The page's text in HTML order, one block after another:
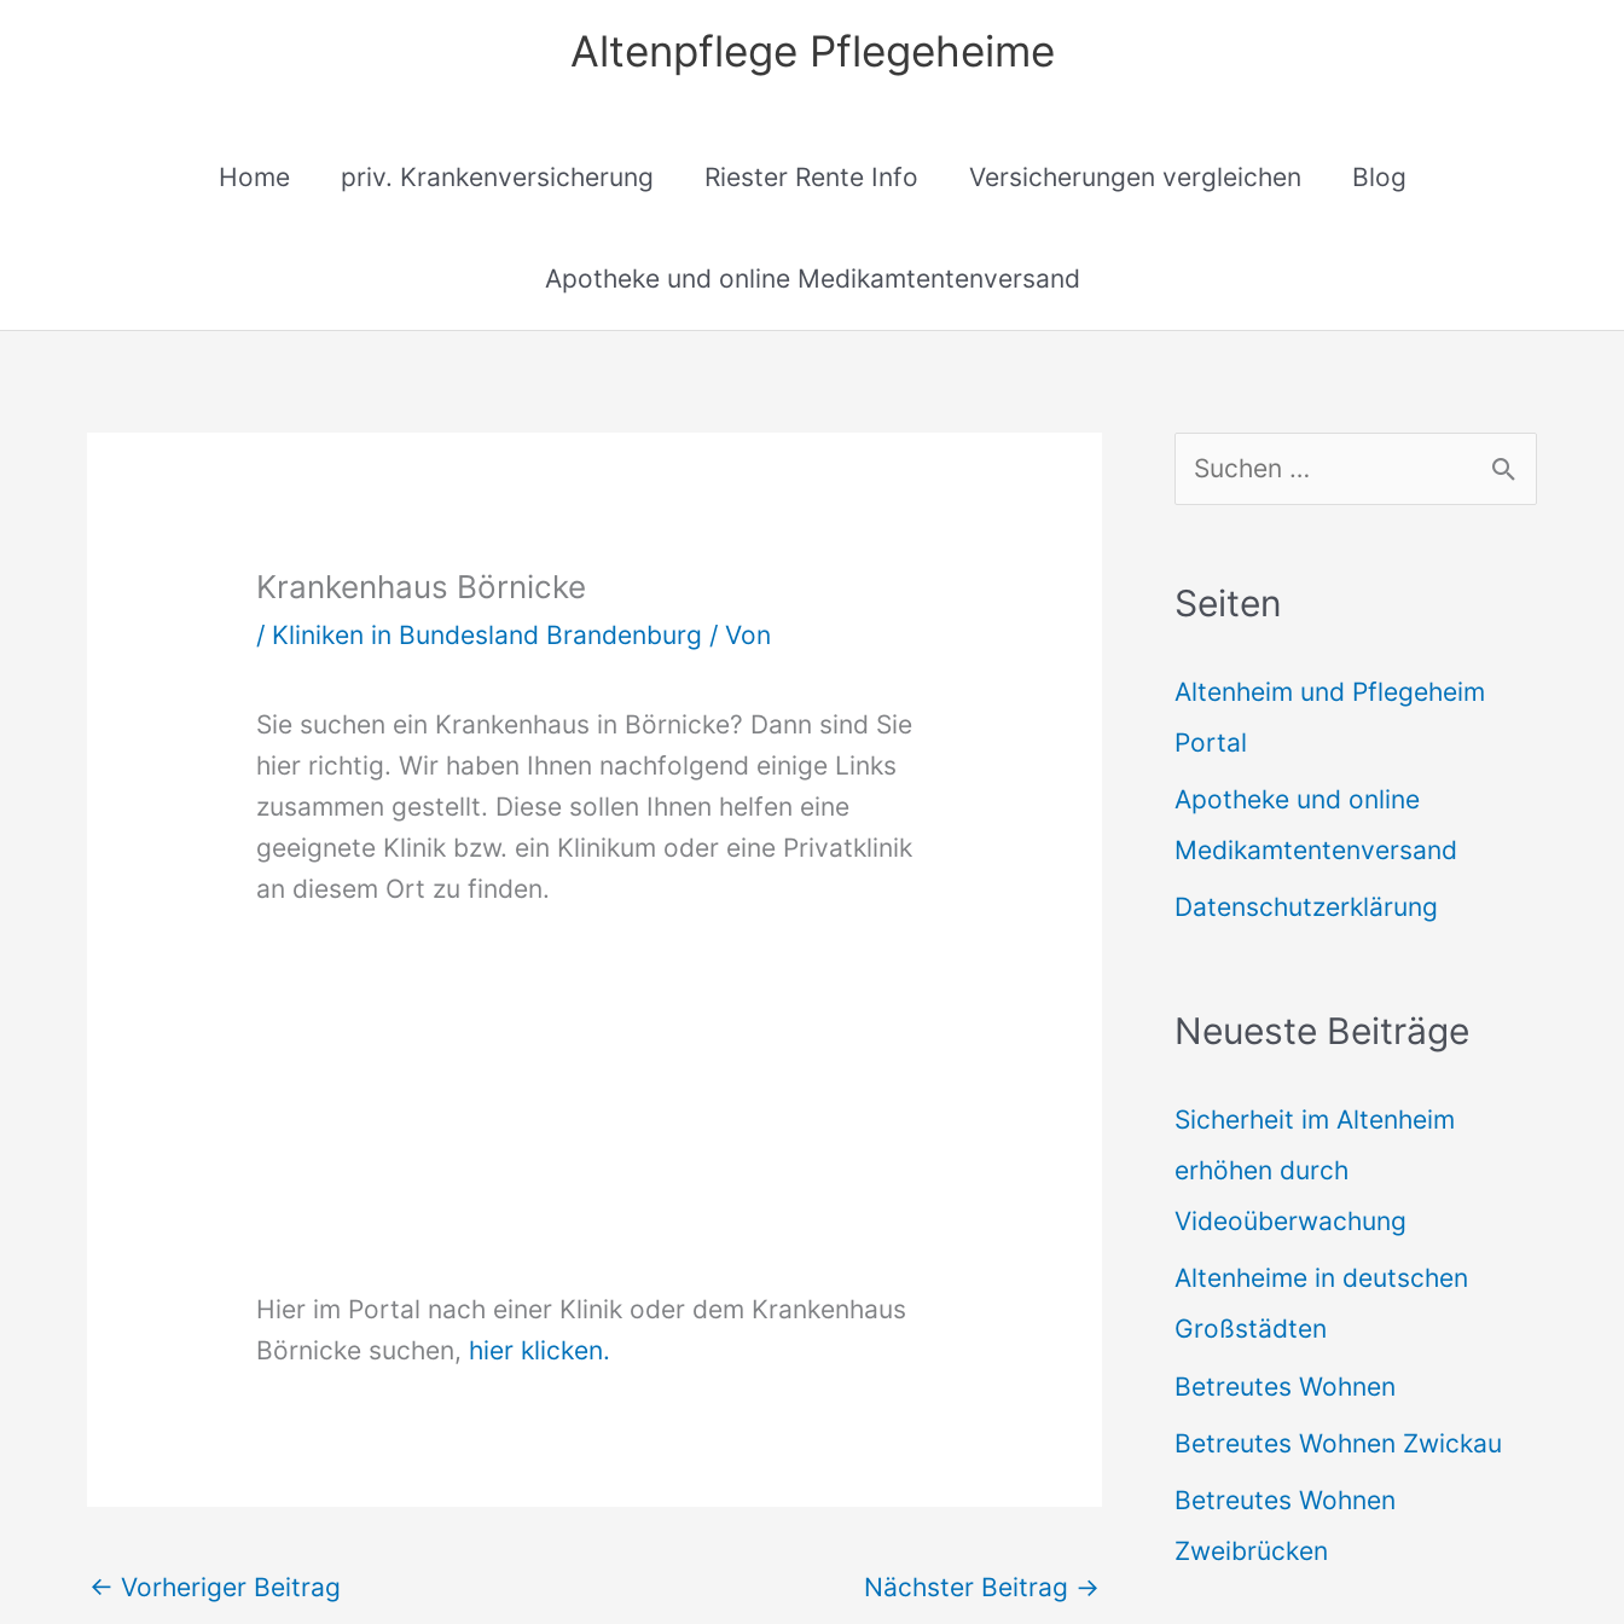
Altenpflege Pflegeheime
Home priv. Krankenversicherung Riester Rente Info Versicherungen vergleichen Blog
Apotheke und online Medikamtentenversand
Krankenhaus Börnicke
/ Kliniken in Bundesland Brandenburg / Von
Sie suchen ein Krankenhaus in Börnicke? Dann sind Sie
hier richtig. Wir haben Ihnen nachfolgend einige Links
zusammen gestellt. Diese sollen Ihnen helfen eine
geeignete Klinik bzw. ein Klinikum oder eine Privatklinik
an diesem Ort zu finden.
Hier im Portal nach einer Klinik oder dem Krankenhaus
Börnicke suchen, hier klicken.
← Vorheriger Beitrag Nächster Beitrag →
u
h
n
n
a
c
h
Seiten
Altenheim und Pflegeheim
Portal
Apotheke und online
Medikamtentenversand
Datenschutzerklärung
Neueste Beiträge
Sicherheit im Altenheim
erhöhen durch
Videoüberwachung
Altenheime in deutschen
Großstädten
Betreutes Wohnen
Betreutes Wohnen Zwickau
Betreutes Wohnen
Zweibrücken